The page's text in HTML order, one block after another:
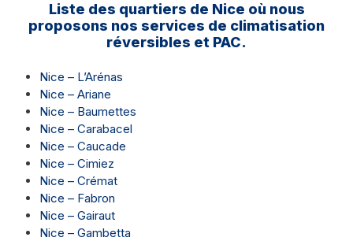
Liste des quartiers de Nice où nous
proposons nos services de climatisation
réversibles et PAC.
Nice – L’Arénas
Nice – Ariane
Nice – Baumettes
Nice – Carabacel
Nice – Caucade
Nice – Cimiez
Nice – Crémat
Nice – Fabron
Nice – Gairaut
Nice – Gambetta